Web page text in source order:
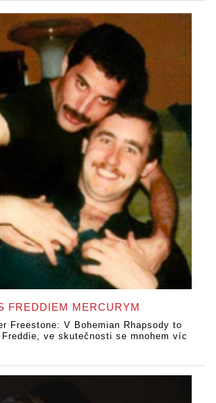
FREDDIEM MERCURYM
Freestone: V Bohemian Rhapsody to
ve skutečnosti se mnohem víc